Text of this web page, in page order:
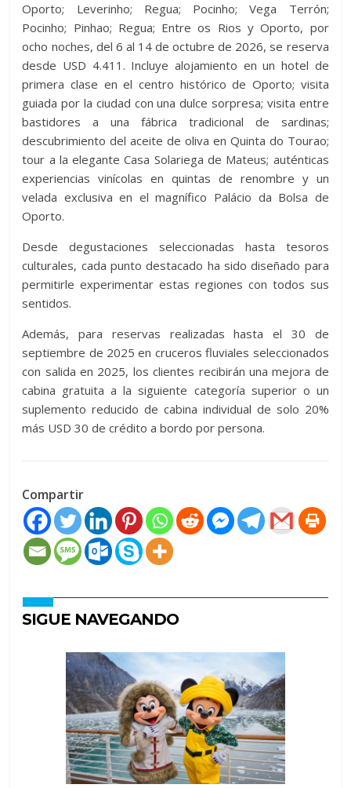
Oporto; Leverinho; Regua; Pocinho; Vega Terrón;
Pocinho; Pinhao; Regua; Entre os Rios y Oporto, por
ocho noches, del 6 al 14 de octubre de 2026, se reserva
desde USD 4.411. Incluye alojamiento en un hotel de
primera clase en el centro histórico de Oporto; visita
guiada por la ciudad con una dulce sorpresa; visita entre
bastidores a una fábrica tradicional de sardinas;
descubrimiento del aceite de oliva en Quinta do Tourao;
tour a la elegante Casa Solariega de Mateus; auténticas
experiencias vinícolas en quintas de renombre y un
velada exclusiva en el magnífico Palácio da Bolsa de
Oporto.
Desde degustaciones seleccionadas hasta tesoros
culturales, cada punto destacado ha sido diseñado para
permitirle experimentar estas regiones con todos sus
sentidos.
Además, para reservas realizadas hasta el 30 de
septiembre de 2025 en cruceros fluviales seleccionados
con salida en 2025, los clientes recibirán una mejora de
cabina gratuita a la siguiente categoría superior o un
suplemento reducido de cabina individual de solo 20%
más USD 30 de crédito a bordo por persona.
Compartir
SIGUE NAVEGANDO